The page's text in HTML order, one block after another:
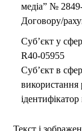
медіа” №
Договору/
Суб’єкт у
R40-05955
Суб’єкт в
використання
Текст і